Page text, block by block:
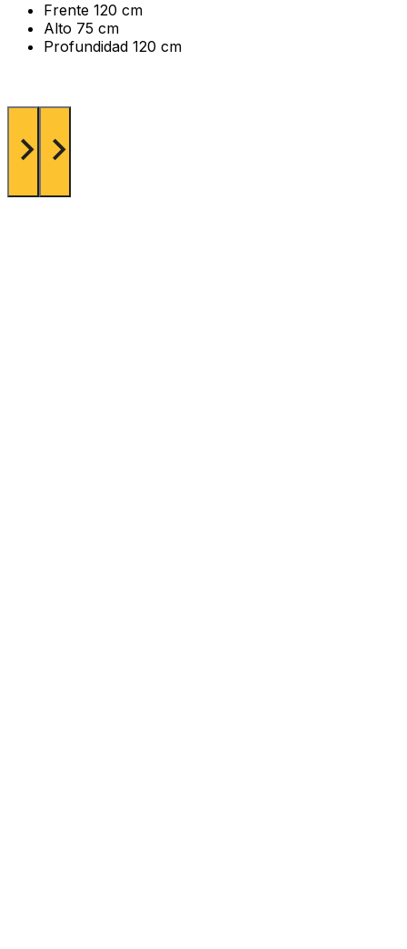
Frente 120 cm
Alto 75 cm
Profundidad 120 cm